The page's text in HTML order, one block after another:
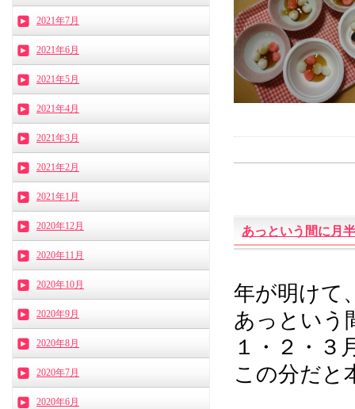
あっという間に月
年が明けて
あっという
１・２・３
この分だと
2021年7月
2021年6月
2021年5月
2021年4月
2021年3月
2021年2月
2021年1月
2020年12月
2020年11月
2020年10月
2020年9月
2020年8月
2020年7月
2020年6月